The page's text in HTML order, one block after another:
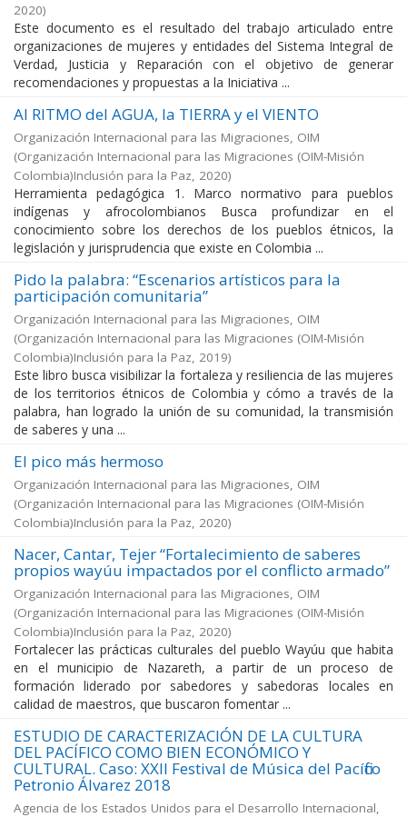
2020)
Este documento es el resultado del trabajo articulado entre
organizaciones de mujeres y entidades del Sistema Integral de
Verdad, Justicia y Reparación con el objetivo de generar
recomendaciones y propuestas a la Iniciativa ...
Al RITMO del AGUA, la TIERRA y el VIENTO
Organización Internacional para las Migraciones, OIM
(Organización Internacional para las Migraciones (OIM-Misión
Colombia)Inclusión para la Paz, 2020)
Herramienta pedagógica 1. Marco normativo para pueblos
indígenas y afrocolombianos Busca profundizar en el
conocimiento sobre los derechos de los pueblos étnicos, la
legislación y jurisprudencia que existe en Colombia ...
Pido la palabra: “Escenarios artísticos para la
participación comunitaria”
Organización Internacional para las Migraciones, OIM
(Organización Internacional para las Migraciones (OIM-Misión
Colombia)Inclusión para la Paz, 2019)
Este libro busca visibilizar la fortaleza y resiliencia de las mujeres
de los territorios étnicos de Colombia y cómo a través de la
palabra, han logrado la unión de su comunidad, la transmisión
de saberes y una ...
El pico más hermoso
Organización Internacional para las Migraciones, OIM
(Organización Internacional para las Migraciones (OIM-Misión
Colombia)Inclusión para la Paz, 2020)
Nacer, Cantar, Tejer “Fortalecimiento de saberes
propios wayúu impactados por el conflicto armado”
Organización Internacional para las Migraciones, OIM
(Organización Internacional para las Migraciones (OIM-Misión
Colombia)Inclusión para la Paz, 2020)
Fortalecer las prácticas culturales del pueblo Wayúu que habita
en el municipio de Nazareth, a partir de un proceso de
formación liderado por sabedores y sabedoras locales en
calidad de maestros, que buscaron fomentar ...
ESTUDIO DE CARACTERIZACIÓN DE LA CULTURA
DEL PACÍFICO COMO BIEN ECONÓMICO Y
CULTURAL. Caso: XXII Festival de Música del Pacífico
Petronio Álvarez 2018
Agencia de los Estados Unidos para el Desarrollo Internacional,